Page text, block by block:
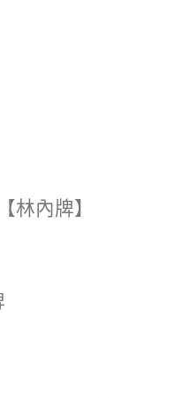
【林內牌】